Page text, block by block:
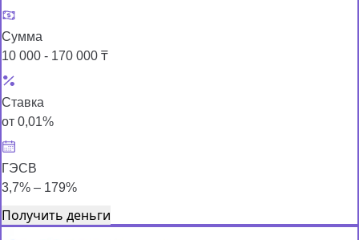
Сумма
10 000 - 170 000 ₸
Ставка
от 0,01%
ГЭСВ
3,7% – 179%
Получить деньги